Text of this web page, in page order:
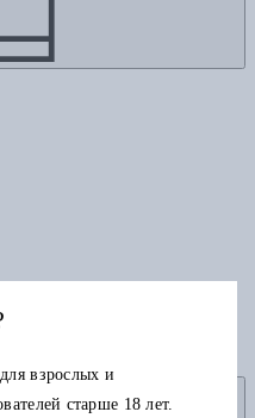
взрослых и
старше 18 лет.